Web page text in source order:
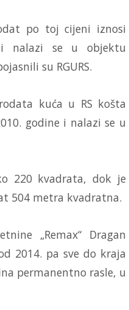
po toj cijeni iznosi
nalazi se u objektu
su RGURS.
kuća u RS košta
godine i nalazi se u
220 kvadrata, dok je
504 metra kvadratna.
„Remax“ Dragan
2014. pa sve do kraja
permanentno rasle, u